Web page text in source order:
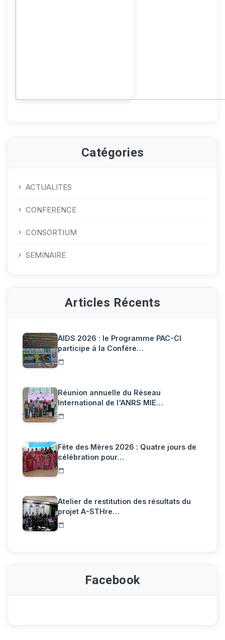
Catégories
ACTUALITES
CONFERENCE
CONSORTIUM
SEMINAIRE
Articles Récents
AIDS 2026 : le Programme PAC-CI
participe à la Confére…
Réunion annuelle du Réseau
International de l'ANRS MIE…
Fête des Mères 2026 : Quatre jours de
célébration pour…
Atelier de restitution des résultats du
projet A-STHre…
Facebook